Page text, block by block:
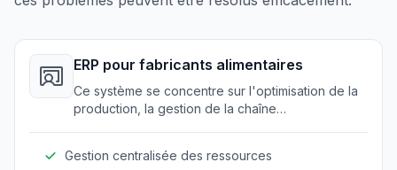
ERP pour fabricants alimentaires
Ce système se concentre sur l'optimisation de la
production, la gestion de la chaîne
intègre les processus d'affaires centraux pour
Gestion centralisée des ressources